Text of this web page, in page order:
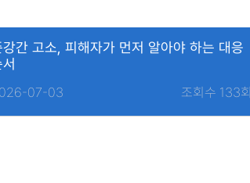
강간 고소, 피해자가 먼저 알아야 하는 대응
07-03 조회수 133회